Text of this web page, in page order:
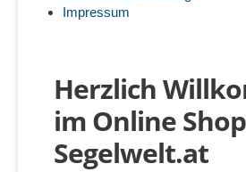
Impressum
Herzlich
im Online
Segelwelt.at